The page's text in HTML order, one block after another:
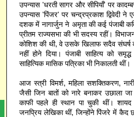
उपन्यास 'धरती सागर और सीपियाँ' पर
उपन्यास 'पिंजर' पर चन्द्रप्रकाश द्विवेदी ने
दशक में नागार्जुन ने अमृता की कई पंजाबी
प्रीतम राज्यसभा की भी सदस्य रहीं।
कोशिश की थी, वे उसके खिलाफ सदैव संघर्ष
नहीं होने दिया। पंजाबी साहित्य को
साहित्यिक मासिक पत्रिका भी निकालती थीं।
आज स्त्री विमर्श, महिला सशक्तिकरण,
जैसी जिन बातों को नारे बनाकर उछाला
काफी पहले ही स्थान पा चुकी थीं।
जनप्रिय लेखिका थीं, जिन्होंने पिंजरे में कैद